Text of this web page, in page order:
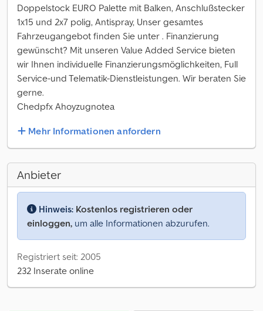
Doppelstock EURO Palette mit Balken, Anschlußstecker
1x15 und 2x7 polig, Antispray, Unser gesamtes
Fahrzeugangebot finden Sie unter . Finanzierung
gewünscht? Mit unseren Value Added Service bieten
wir Ihnen individuelle Finanzierungsmöglichkeiten, Full
Service-und Telematik-Dienstleistungen. Wir beraten Sie
gerne.
Chedpfx Ahoyzugnotea
Mehr Informationen anfordern
Anbieter
Hinweis: Kostenlos registrieren oder
einloggen, um alle Informationen abzurufen.
Registriert seit: 2005
232 Inserate online